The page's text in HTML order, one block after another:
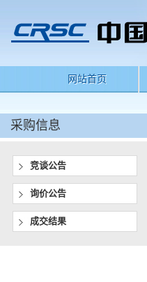
网站首页
采购信息
竞谈公告
询价公告
成交结果